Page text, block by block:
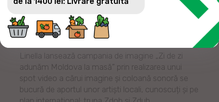
Linella lansează campania de imagine „Zi de zi
adunăm Moldova la masă” prin realizarea unui
spot video a cărui imagine și coloană sonoră se
bucură de aportul unor artiști locali, cunoscuți și pe